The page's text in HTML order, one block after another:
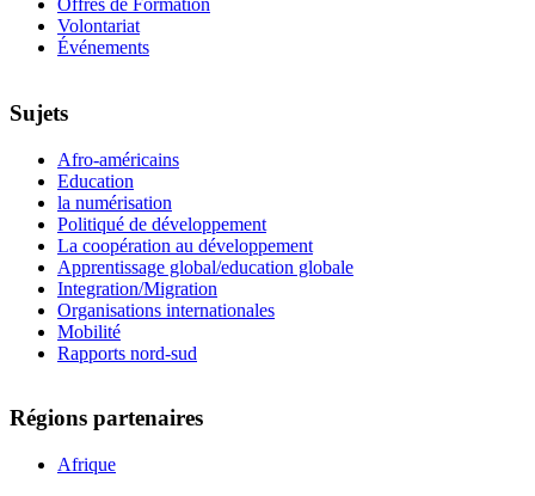
Offres de Formation
Volontariat
Événements
Sujets
Afro-américains
Education
la numérisation
Politiqué de développement
La coopération au développement
Apprentissage global/education globale
Integration/Migration
Organisations internationales
Mobilité
Rapports nord-sud
Régions partenaires
Afrique